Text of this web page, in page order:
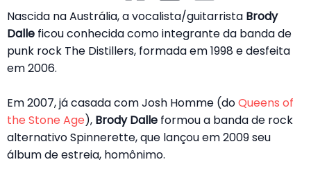
Nascida na Austrália, a vocalista/guitarrista Brody
Dalle ficou conhecida como integrante da banda de
punk rock The Distillers, formada em 1998 e desfeita
em 2006.
Em 2007, já casada com Josh Homme (doQueens of
the Stone Age), Brody Dalle formou a banda de rock
alternativo Spinnerette, que lançou em 2009 seu
álbum de estreia, homônimo.